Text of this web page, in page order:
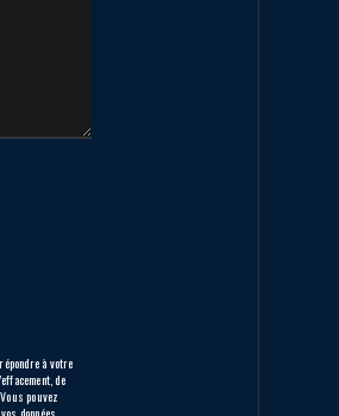
à votre
de
pouvez